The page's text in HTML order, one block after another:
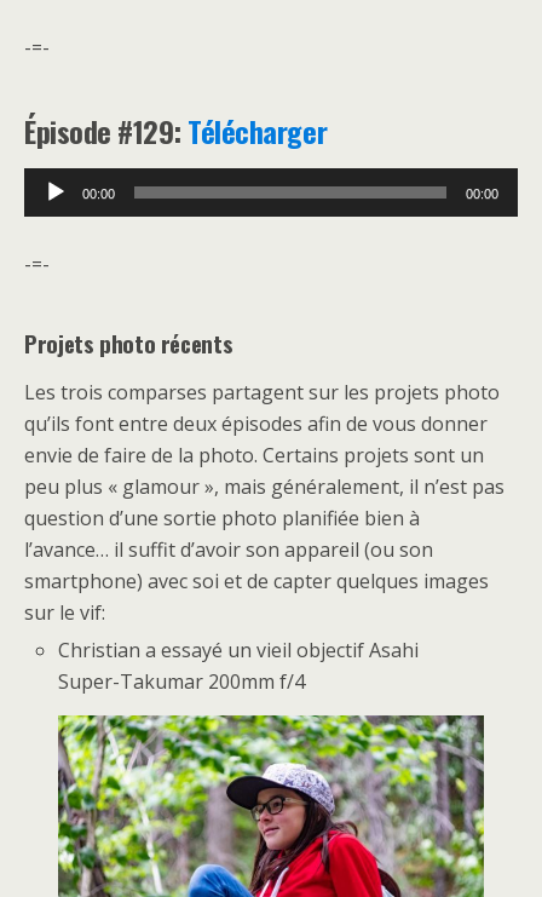
-=-
Épisode #129:Télécharger
Lecteur
audio
00:00 00:00
-=-
Projets photo récents
Les trois comparses partagent sur les projets photo
qu’ils font entre deux épisodes afin de vous donner
envie de faire de la photo. Certains projets sont un
peu plus « glamour », mais généralement, il n’est pas
question d’une sortie photo planifiée bien à
l’avance… il suffit d’avoir son appareil (ou son
smartphone) avec soi et de capter quelques images
sur le vif:
Christian a essayé un vieil objectif Asahi
Super-Takumar 200mm f/4